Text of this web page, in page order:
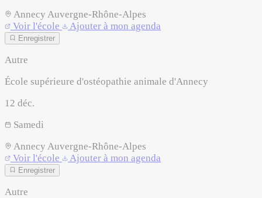
Annecy Auvergne-Rhône-Alpes
Voir l'école
Ajouter à mon agenda
Enregistrer
Autre
École supérieure d'ostéopathie animale d'Annecy
12 déc.
Samedi
Annecy Auvergne-Rhône-Alpes
Voir l'école
Ajouter à mon agenda
Enregistrer
Autre